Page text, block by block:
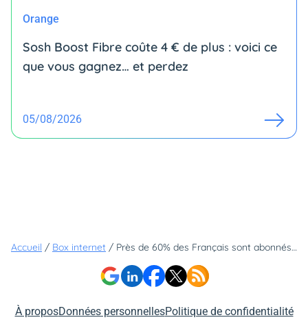
Orange
Sosh Boost Fibre coûte 4 € de plus : voici ce
que vous gagnez… et perdez
05/08/2026
Accueil / Box internet / Près de 60% des Français sont abonnés à la fibre
À proposDonnées personnellesPolitique de confidentialité